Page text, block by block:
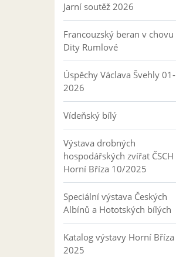
Jarní soutěž 2026
Francouzský beran v chovu
Dity Rumlové
Úspěchy Václava Švehly 01-
2026
Vídeňský bílý
Výstava drobných
hospodářských zvířat ČSCH
Horní Bříza 10/2025
Speciální výstava Českých
Albínů a Hototských bílých
Katalog výstavy Horní Bříza
2025